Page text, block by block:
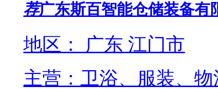
荐广东斯百智能仓储装备有
地区： 广东 江门市
主营：卫浴、服装、